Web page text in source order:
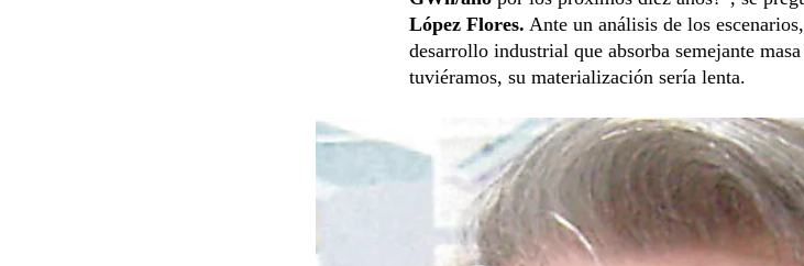
López Flores. Ante un análisis de los
desarrollo industrial que absorba semejante
tuviéramos, su materialización sería lenta.